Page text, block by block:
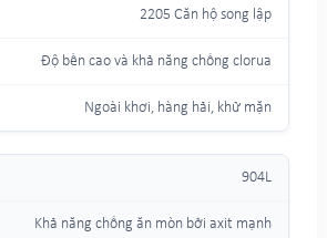
2205 Căn hộ song lập
Độ bền cao và khả năng chống clorua
Ngoài khơi, hàng hải, khử mặn
904L
Khả năng chống ăn mòn bởi axit mạnh